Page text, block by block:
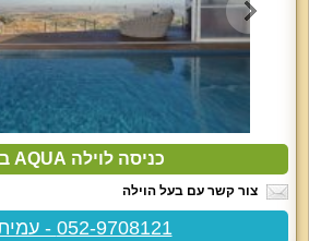
כניסה לוילה AQUA בוטיק
צור קשר עם בעל הוילה
052-9708121 - עמית / בר